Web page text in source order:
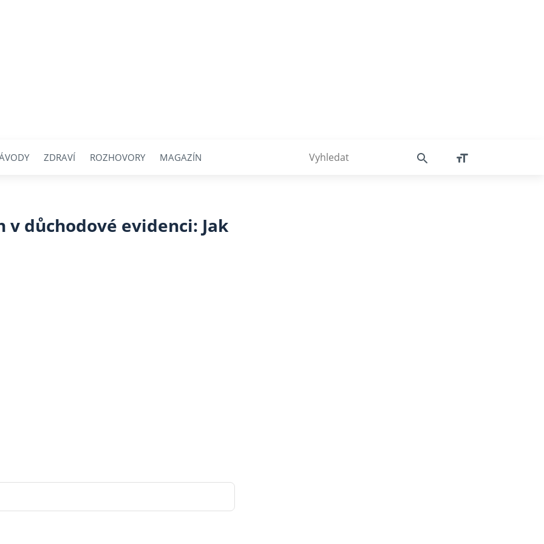
ZDRAVÍ ROZHOVORY MAGAZÍN
důchodové evidenci: Jak